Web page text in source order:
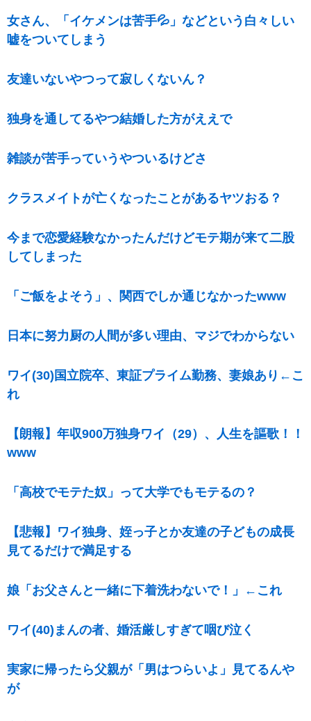
女さん、「イケメンは苦手💦」などという白々しい
嘘をついてしまう
友達いないやつって寂しくないん？
独身を通してるやつ結婚した方がええで
雑談が苦手っていうやついるけどさ
クラスメイトが亡くなったことがあるヤツおる？
今まで恋愛経験なかったんだけどモテ期が来て二股
してしまった
「ご飯をよそう」、関西でしか通じなかったwww
日本に努力厨の人間が多い理由、マジでわからない
ワイ(30)国立院卒、東証プライム勤務、妻娘あり←こ
れ
【朗報】年収900万独身ワイ（29）、人生を謳歌！！
www
「高校でモテた奴」って大学でもモテるの？
【悲報】ワイ独身、姪っ子とか友達の子どもの成長
見てるだけで満足する
娘「お父さんと一緒に下着洗わないで！」←これ
ワイ(40)まんの者、婚活厳しすぎて咽び泣く
実家に帰ったら父親が「男はつらいよ」見てるんや
が